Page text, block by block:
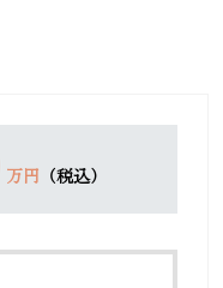
万円 （税込）